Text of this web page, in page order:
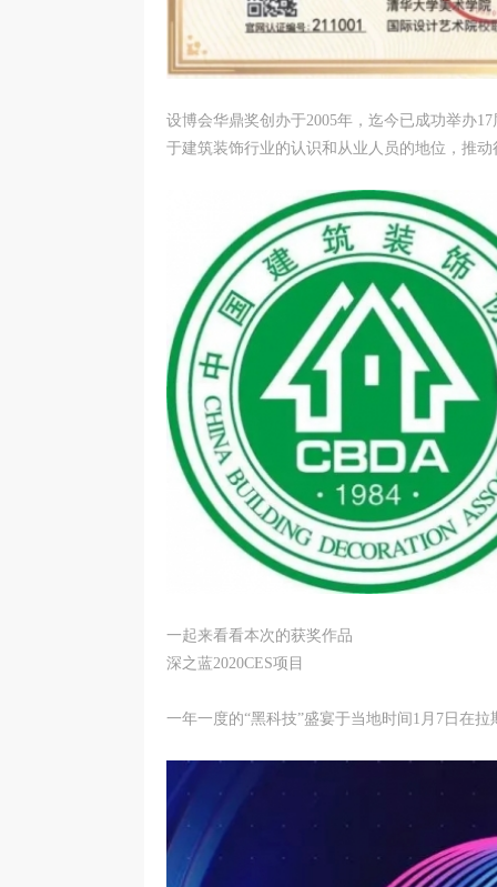
设博会华鼎奖创办于2005年，迄今已成功举办
于建筑装饰行业的认识和从业人员的地位，推
一起来看看本次的获奖作品
深之蓝2020CES项目
一年一度的“黑科技”盛宴于当地时间1月7日在